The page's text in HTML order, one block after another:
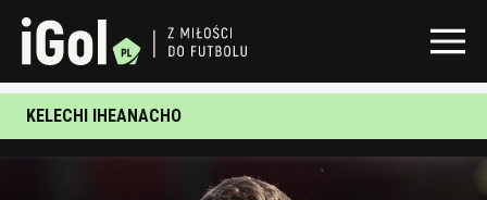
KELECHI IHEANACHO